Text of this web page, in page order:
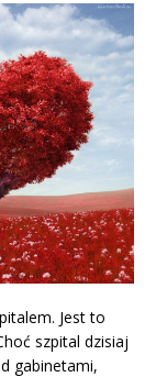
Jest to
szpital dzisiaj
gabinetami,